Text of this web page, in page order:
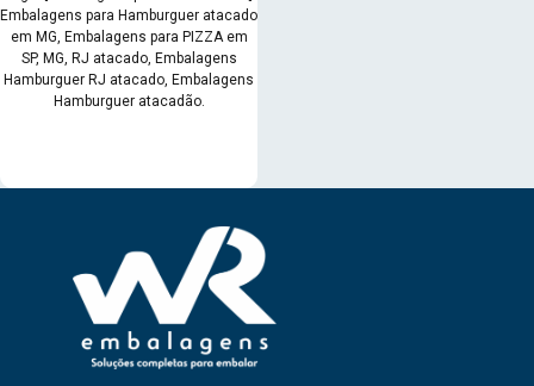
Embalagens para Hamburguer atacado
em MG, Embalagens para PIZZA em
SP, MG, RJ atacado, Embalagens
Hamburguer RJ atacado, Embalagens
Hamburguer atacadão.